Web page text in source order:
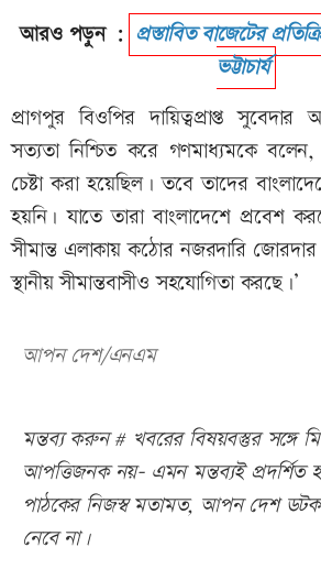
আরও পড়ুন : প্রস্তাবিত বাজেটের
ভট্টাচার্য
প্রাগপুর বিওপির দায়িত্বপ্রাপ্ত
সত্যতা নিশ্চিত করে গণমাধ্যমকে
চেষ্টা করা হয়েছিল। তবে তাদের
হয়নি। যাতে তারা বাংলাদেশে প্রবেশ
সীমান্ত এলাকায় কঠোর নজরদারি
স্থানীয় সীমান্তবাসীও সহযোগিতা করছে।’
আপন দেশ/এনএম
মন্তব্য করুন # খবরের বিষয়বস্তুর সঙ্গে
আপত্তিজনক নয়- এমন মন্তব্যই প্রদর্শিত
পাঠকের নিজস্ব মতামত, আপন দেশ
নেবে না।